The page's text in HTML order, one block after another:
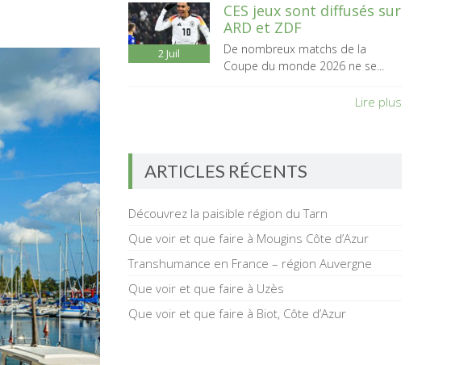
2 Juil
CES jeux sont diffusés sur
ARD et ZDF
De nombreux matchs de la
Coupe du monde 2026 ne se...
Lire plus
ARTICLES RÉCENTS
Découvrez la paisible région du Tarn
Que voir et que faire à Mougins Côte d’Azur
Transhumance en France – région Auvergne
Que voir et que faire à Uzès
Que voir et que faire à Biot, Côte d’Azur